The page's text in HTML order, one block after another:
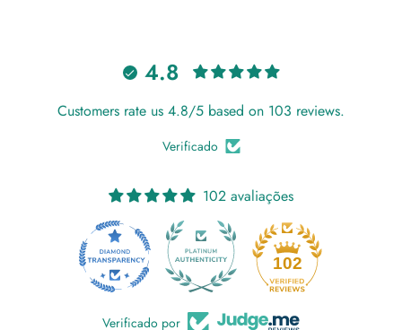
4.8
Customers rate us 4.8/5 based on 103 reviews.
Verificado
102 avaliações
102
Verificado por